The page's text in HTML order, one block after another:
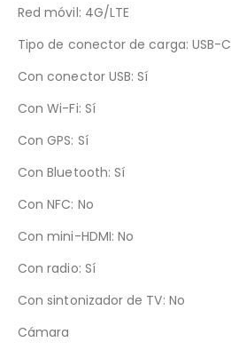
Red móvil: 4G/LTE
Tipo de conector de carga: USB-C
Con conector USB: Sí
Con Wi-Fi: Sí
Con GPS: Sí
Con Bluetooth: Sí
Con NFC: No
Con mini-HDMI: No
Con radio: Sí
Con sintonizador de TV: No
Cámara